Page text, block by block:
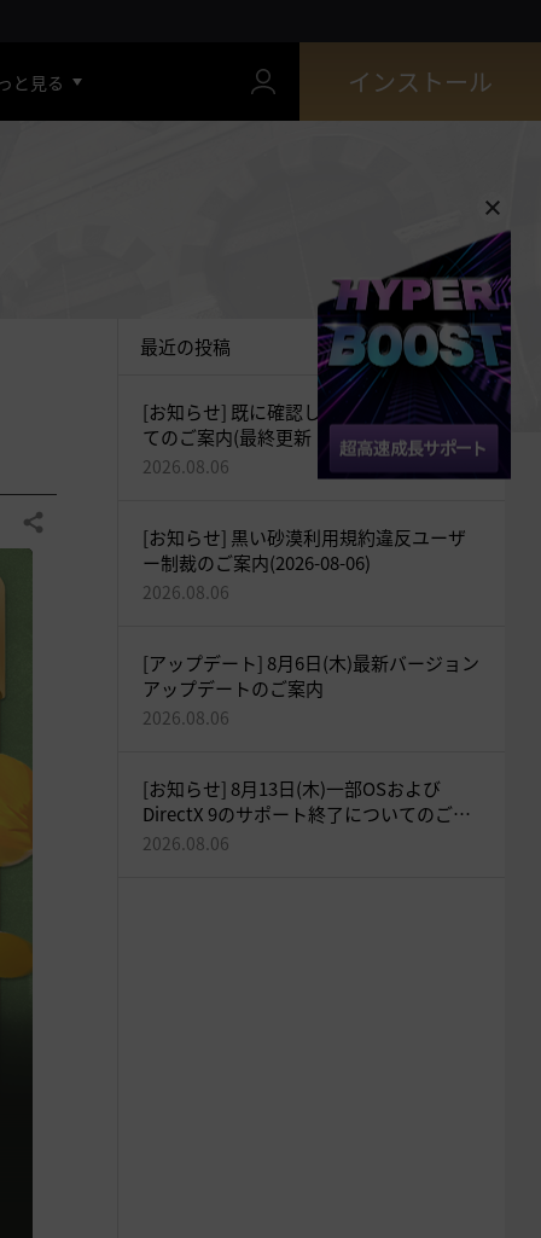
と見る インストール
共有する
最近の投稿
[お知らせ] 既に確認している現象につい
てのご案内(最終更新：2026-08-06 18:33)
2026.08.06
[お知らせ] 黒い砂漠利用規約違反ユーザ
ー制裁のご案内(2026-08-06)
2026.08.06
[アップデート] 8月6日(木)最新バージョン
アップデートのご案内
2026.08.06
[お知らせ] 8月13日(木)一部OSおよび
DirectX 9のサポート終了についてのご案
内
2026.08.06